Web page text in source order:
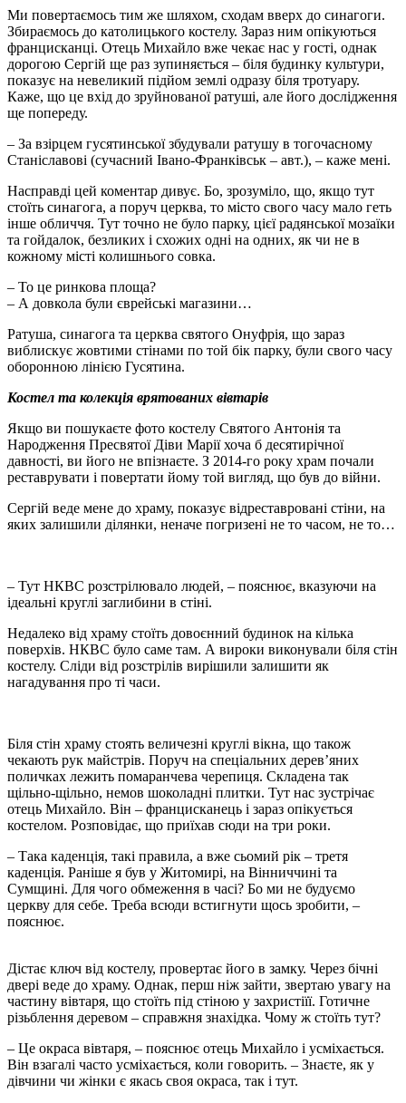
Ми повертаємось тим же шляхом, сходам вверх до синагоги.
Збираємось до католицького костелу. Зараз ним опікуються
францисканці. Отець Михайло вже чекає нас у гості, однак
дорогою Сергій ще раз зупиняється – біля будинку культури,
показує на невеликий підйом землі одразу біля тротуару.
Каже, що це вхід до зруйнованої ратуші, але його дослідження
ще попереду.
– За взірцем гусятинської збудували ратушу в тогочасному
Станіславові (сучасний Івано-Франківськ – авт.), – каже мені.
Насправді цей коментар дивує. Бо, зрозуміло, що, якщо тут
стоїть синагога, а поруч церква, то місто свого часу мало геть
інше обличчя. Тут точно не було парку, цієї радянської мозаїки
та гойдалок, безликих і схожих одні на одних, як чи не в
кожному місті колишнього совка.
– То це ринкова площа?
– А довкола були єврейські магазини…
Ратуша, синагога та церква святого Онуфрія, що зараз
виблискує жовтими стінами по той бік парку, були свого часу
оборонною лінією Гусятина.
Костел та колекція врятованих вівтарів
Якщо ви пошукаєте фото костелу Святого Антонія та
Народження Пресвятої Діви Марії хоча б десятирічної
давності, ви його не впізнаєте. З 2014-го року храм почали
реставрувати і повертати йому той вигляд, що був до війни.
Сергій веде мене до храму, показує відреставровані стіни, на
яких залишили ділянки, неначе погризені не то часом, не то…
– Тут НКВС розстрілювало людей, – пояснює, вказуючи на
ідеальні круглі заглибини в стіні.
Недалеко від храму стоїть довоєнний будинок на кілька
поверхів. НКВС було саме там. А вироки виконували біля стін
костелу. Сліди від розстрілів вирішили залишити як
нагадування про ті часи.
Біля стін храму стоять величезні круглі вікна, що також
чекають рук майстрів. Поруч на спеціальних дерев’яних
поличках лежить помаранчева черепиця. Складена так
щільно-щільно, немов шоколадні плитки. Тут нас зустрічає
отець Михайло. Він – францисканець і зараз опікується
костелом. Розповідає, що приїхав сюди на три роки.
– Така каденція, такі правила, а вже сьомий рік – третя
каденція. Раніше я був у Житомирі, на Вінниччині та
Сумщині. Для чого обмеження в часі? Бо ми не будуємо
церкву для себе. Треба всюди встигнути щось зробити, –
пояснює.
Дістає ключ від костелу, провертає його в замку. Через бічні
двері веде до храму. Однак, перш ніж зайти, звертаю увагу на
частину вівтаря, що стоїть під стіною у захристіїї. Готичне
різьблення деревом – справжня знахідка. Чому ж стоїть тут?
– Це окраса вівтаря, – пояснює отець Михайло і усміхається.
Він взагалі часто усміхається, коли говорить. – Знаєте, як у
дівчини чи жінки є якась своя окраса, так і тут.